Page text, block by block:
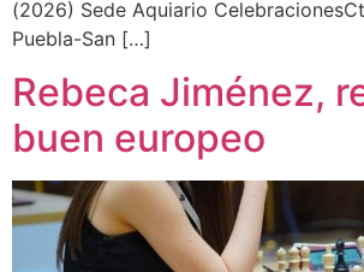
(2026) Sede Aquiario
Puebla-San […]
Rebeca Jiménez,
buen europeo